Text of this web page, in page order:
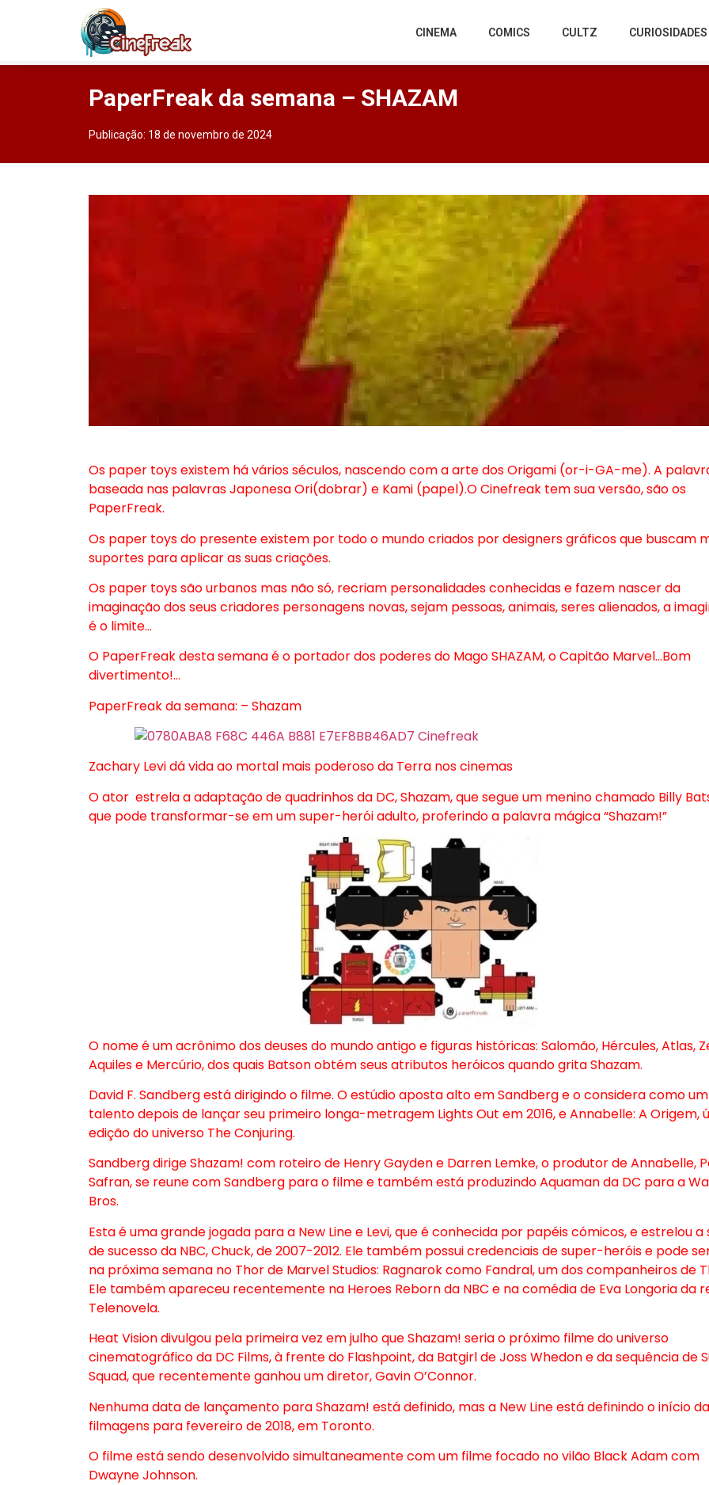
CINEMA COMICS CULTZ CURIOSIDADES
PaperFreak da semana – SHAZAM
Publicação: 18 de novembro de 2024
Os paper toys existem há vários séculos, nascendo com a arte dos Origami (or-i-GA-me). A
baseada nas palavras Japonesa Ori(dobrar) e Kami (papel).O Cinefreak tem sua versão, são os
PaperFreak.
Os paper toys do presente existem por todo o mundo criados por designers gráficos que buscam
suportes para aplicar as suas criações.
Os paper toys são urbanos mas não só, recriam personalidades conhecidas e fazem nascer da
imaginação dos seus criadores personagens novas, sejam pessoas, animais, seres alienados, a
é o limite…
O PaperFreak desta semana é o portador dos poderes do Mago SHAZAM, o Capitão Marvel…Bom
divertimento!…
PaperFreak da semana: – Shazam
Zachary Levi dá vida ao mortal mais poderoso da Terra nos cinemas
O ator estrela a adaptação de quadrinhos da DC, Shazam, que segue um menino chamado Billy
que pode transformar-se em um super-herói adulto, proferindo a palavra mágica “Shazam!”
O nome é um acrônimo dos deuses do mundo antigo e figuras históricas: Salomão, Hércules, Atlas,
Aquiles e Mercúrio, dos quais Batson obtém seus atributos heróicos quando grita Shazam.
David F. Sandberg está dirigindo o filme. O estúdio aposta alto em Sandberg e o considera como um
talento depois de lançar seu primeiro longa-metragem Lights Out em 2016, e Annabelle: A Origem,
edição do universo The Conjuring.
Sandberg dirige Shazam! com roteiro de Henry Gayden e Darren Lemke, o produtor de Annabelle,
Safran, se reune com Sandberg para o filme e também está produzindo Aquaman da DC para a
Bros.
Esta é uma grande jogada para a New Line e Levi, que é conhecida por papéis cómicos, e estrelou a
de sucesso da NBC, Chuck, de 2007-2012. Ele também possui credenciais de super-heróis e pode
na próxima semana no Thor de Marvel Studios: Ragnarok como Fandral, um dos companheiros de
Ele também apareceu recentemente na Heroes Reborn da NBC e na comédia de Eva Longoria da
Telenovela.
Heat Vision divulgou pela primeira vez em julho que Shazam! seria o próximo filme do universo
cinematográfico da DC Films, à frente do Flashpoint, da Batgirl de Joss Whedon e da sequência de
Squad, que recentemente ganhou um diretor, Gavin O’Connor.
Nenhuma data de lançamento para Shazam! está definido, mas a New Line está definindo o início
filmagens para fevereiro de 2018, em Toronto.
O filme está sendo desenvolvido simultaneamente com um filme focado no vilão Black Adam com
Dwayne Johnson.